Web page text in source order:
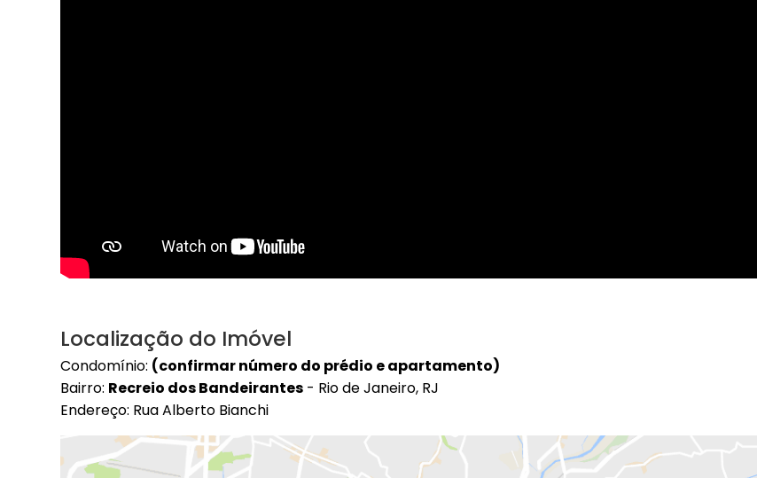
Localização do Imóvel
Condomínio: (confirmar número do prédio e apartamento)
Bairro: Recreio dos Bandeirantes - Rio de Janeiro, RJ
Endereço: Rua Alberto Bianchi